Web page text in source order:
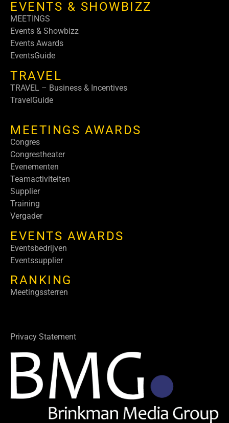
EVENTS & SHOWBIZZ
MEETINGS
Events & Showbizz
Events Awards
EventsGuide
TRAVEL
TRAVEL – Business & Incentives
TravelGuide
MEETINGS AWARDS
Congres
Congrestheater
Evenementen
Teamactiviteiten
Supplier
Training
Vergader
EVENTS AWARDS
Eventsbedrijven
Eventssupplier
RANKING
Meetingssterren
Privacy Statement